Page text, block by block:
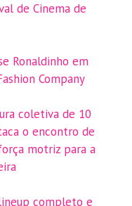
de Cinema de
Ronaldinho em
Company
coletiva de 10
o encontro de
motriz para a
completo e